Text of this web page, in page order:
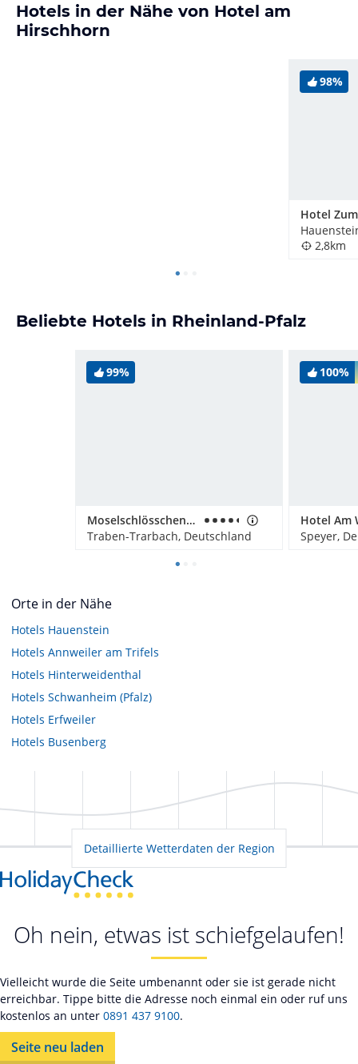
Hotels in der Nähe von Hotel am
Hirschhorn
98%
Hotel
2,8km
Beliebte Hotels in Rheinland-Pfalz
99%
Moselschlösschen Spa & Resort
Traben-Trarbach, Deutschland
100%
Hotel Am
Speyer,
Orte in der Nähe
Hotels Hauenstein
Hotels Annweiler am Trifels
Hotels Hinterweidenthal
Hotels Schwanheim (Pfalz)
Hotels Erfweiler
Hotels Busenberg
Detaillierte Wetterdaten der Region
Oh nein, etwas ist schiefgelaufen!
Vielleicht wurde die Seite umbenannt oder sie ist gerade nicht
erreichbar. Tippe bitte die Adresse noch einmal ein oder ruf uns
kostenlos an unter 0891 437 9100.
Seite neu laden